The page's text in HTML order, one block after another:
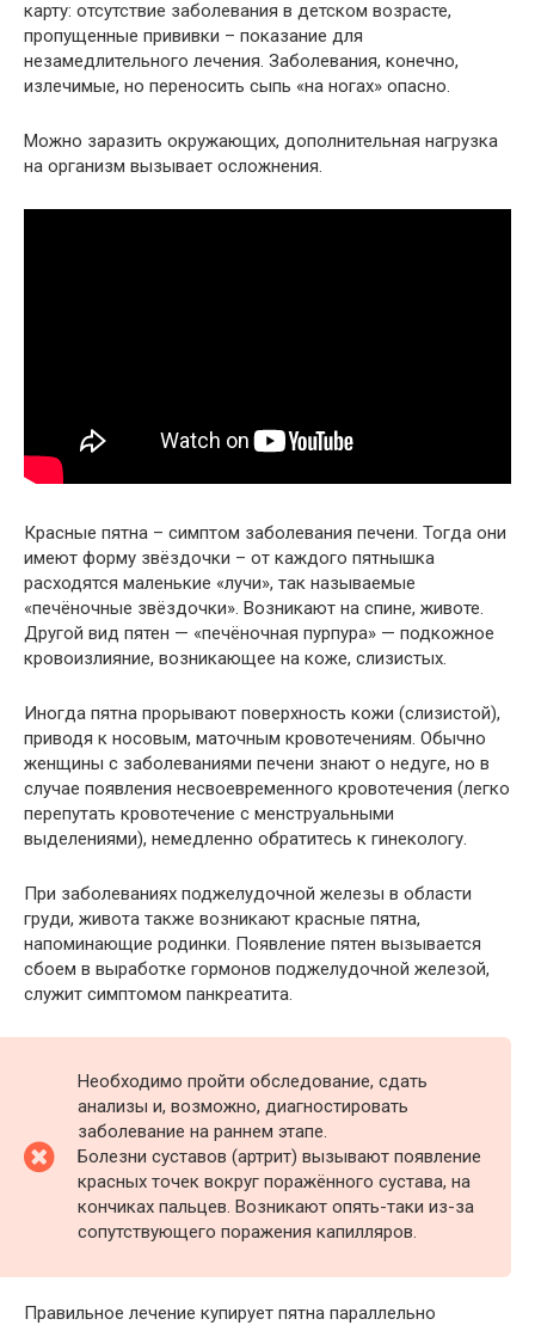
карту: отсутствие заболевания в детском возрасте,
пропущенные прививки – показание для
незамедлительного лечения. Заболевания, конечно,
излечимые, но переносить сыпь «на ногах» опасно.
Можно заразить окружающих, дополнительная нагрузка
на организм вызывает осложнения.
Красные пятна – симптом заболевания печени. Тогда они
имеют форму звёздочки – от каждого пятнышка
расходятся маленькие «лучи», так называемые
«печёночные звёздочки». Возникают на спине, животе.
Другой вид пятен — «печёночная пурпура» — подкожное
кровоизлияние, возникающее на коже, слизистых.
Иногда пятна прорывают поверхность кожи (слизистой),
приводя к носовым, маточным кровотечениям. Обычно
женщины с заболеваниями печени знают о недуге, но в
случае появления несвоевременного кровотечения (легко
перепутать кровотечение с менструальными
выделениями), немедленно обратитесь к гинекологу.
При заболеваниях поджелудочной железы в области
груди, живота также возникают красные пятна,
напоминающие родинки. Появление пятен вызывается
сбоем в выработке гормонов поджелудочной железой,
служит симптомом панкреатита.
Необходимо пройти обследование, сдать
анализы и, возможно, диагностировать
заболевание на раннем этапе.
Болезни суставов (артрит) вызывают появление
красных точек вокруг поражённого сустава, на
кончиках пальцев. Возникают опять-таки из-за
сопутствующего поражения капилляров.
Правильное лечение купирует пятна параллельно